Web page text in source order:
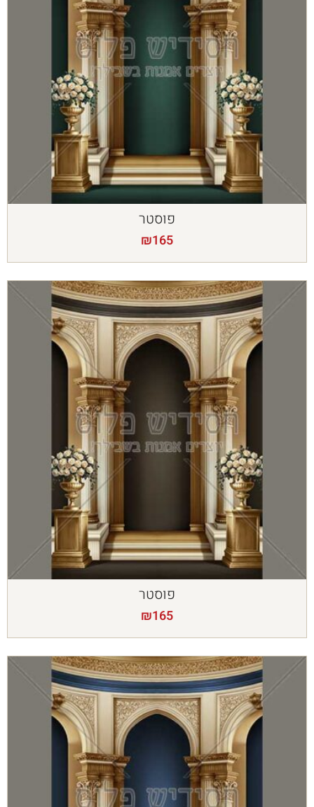
פוסטר
₪165
פוסטר
₪165